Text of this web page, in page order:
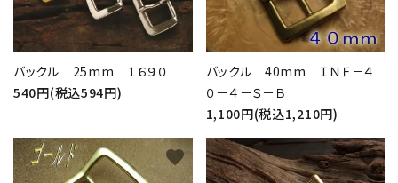
バックル 25mm １６９０
540円(税込594円)
バックル 40mm ＩＮＦ－４
０－４－Ｓ－Ｂ
1,100円(税込1,210円)
favorite favorite